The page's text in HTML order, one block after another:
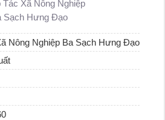
Nông Nghiệp Ba Sạch Hưng Đạo